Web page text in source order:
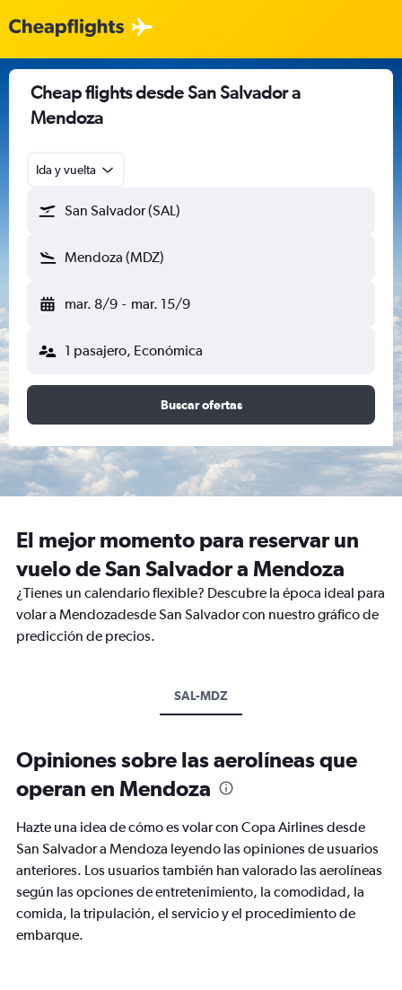
Cheap flights desde San Salvador a
Mendoza
Ida y vuelta
San Salvador (SAL)
Mendoza (MDZ)
mar. 8/9 - mar. 15/9
1 pasajero, Económica
Buscar ofertas
El mejor momento para reservar un
vuelo de San Salvador a Mendoza
¿Tienes un calendario flexible? Descubre la época ideal para
volar a Mendozadesde San Salvador con nuestro gráfico de
predicción de precios.
SAL-MDZ
Opiniones sobre las aerolíneas que
operan en Mendoza
Hazte una idea de cómo es volar con Copa Airlines desde
San Salvador a Mendoza leyendo las opiniones de usuarios
anteriores. Los usuarios también han valorado las aerolíneas
según las opciones de entretenimiento, la comodidad, la
comida, la tripulación, el servicio y el procedimiento de
embarque.